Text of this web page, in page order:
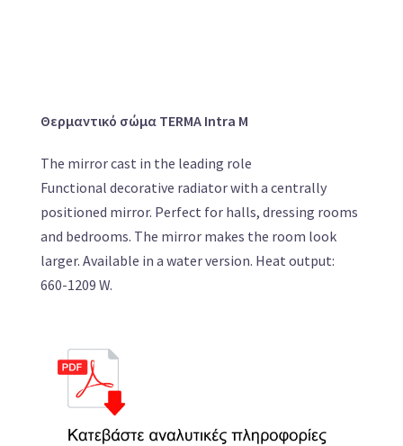
Θερμαντικό σώμα TERMA Intra M
The mirror cast in the leading role
Functional decorative radiator with a centrally
positioned mirror. Perfect for halls, dressing rooms
and bedrooms. The mirror makes the room look
larger. Available in a water version. Heat output:
660-1209 W.